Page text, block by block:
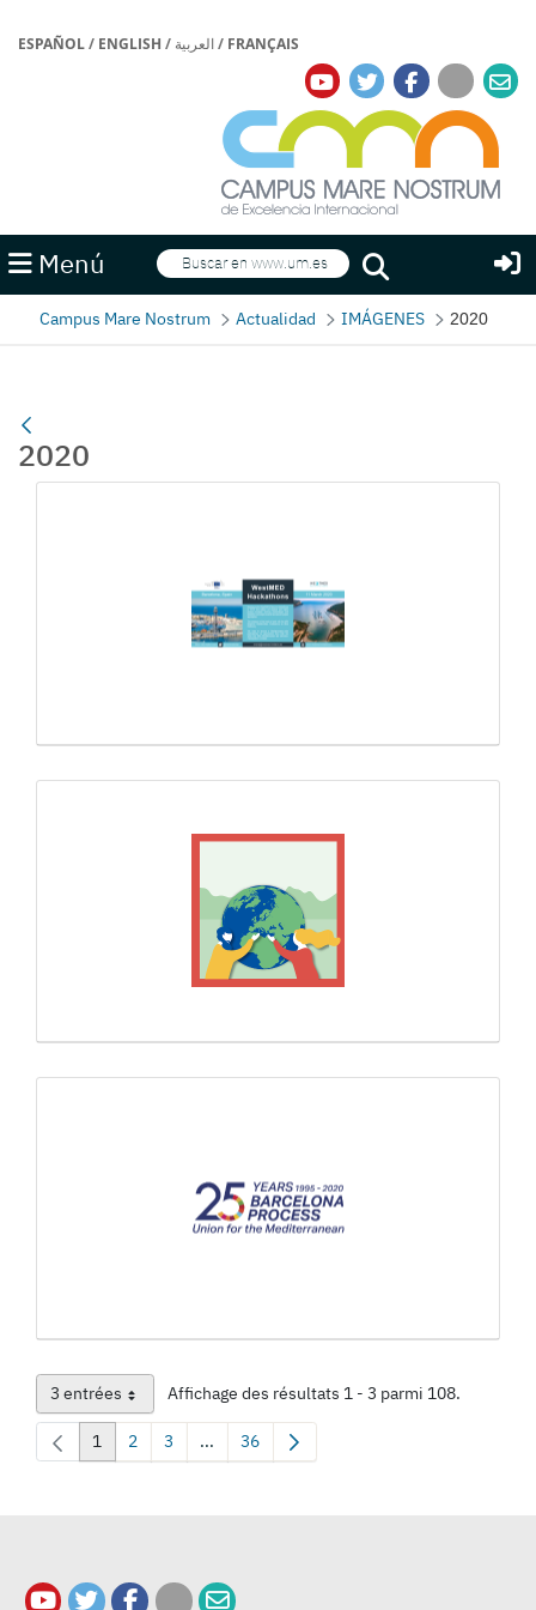
ESPAÑOL/ ENGLISH / العربية/ FRANÇAIS
Menú Buscar
Buscar
Campus Mare Nostrum Actualidad IMÁGENES 2020
2020
3 entréesPar page Affichage des résultats 1 - 3 parmi 108.
Page
1 Page
2 Page
3 ...Pages intermédiaires Utilisez TAB pour
Page
36